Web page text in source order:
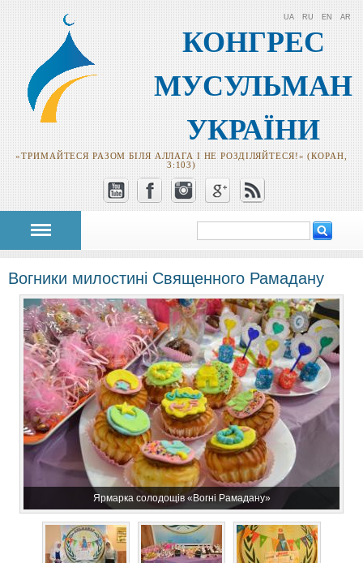
КОНГРЕС
МУСУЛЬМАН
УКРАЇНИ
«ТРИМАЙТЕСЯ РАЗОМ БІЛЯ АЛЛАГА І НЕ РОЗДІЛЯЙТЕСЯ!» (КОРАН,
3:103)
UA RU EN AR
Пошукова
форма
Вогники милостині Священного Рамадану
Ярмарка солодощів «Вогні Рамадану»